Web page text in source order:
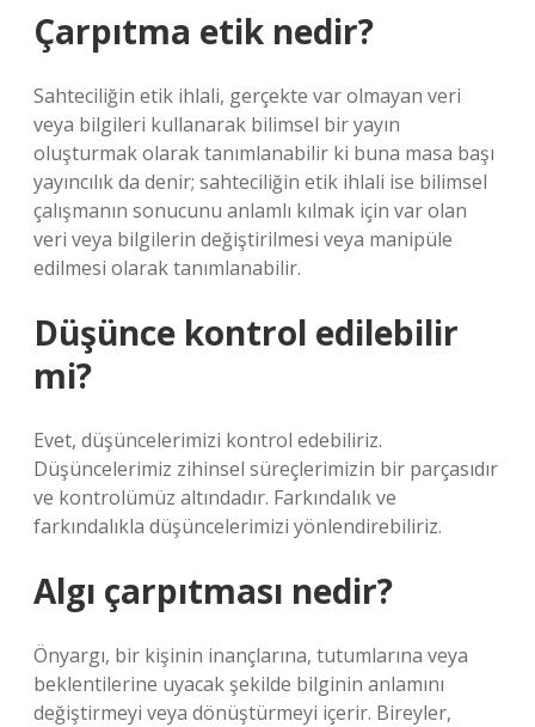
Çarpıtma etik nedir?
Sahteciliğin etik ihlali, gerçekte var olmayan veri
veya bilgileri kullanarak bilimsel bir yayın
oluşturmak olarak tanımlanabilir ki buna masa başı
yayıncılık da denir; sahteciliğin etik ihlali ise bilimsel
çalışmanın sonucunu anlamlı kılmak için var olan
veri veya bilgilerin değiştirilmesi veya manipüle
edilmesi olarak tanımlanabilir.
Düşünce kontrol edilebilir
mi?
Evet, düşüncelerimizi kontrol edebiliriz.
Düşüncelerimiz zihinsel süreçlerimizin bir parçasıdır
ve kontrolümüz altındadır. Farkındalık ve
farkındalıkla düşüncelerimizi yönlendirebiliriz.
Algı çarpıtması nedir?
Önyargı, bir kişinin inançlarına, tutumlarına veya
beklentilerine uyacak şekilde bilginin anlamını
değiştirmeyi veya dönüştürmeyi içerir. Bireyler,